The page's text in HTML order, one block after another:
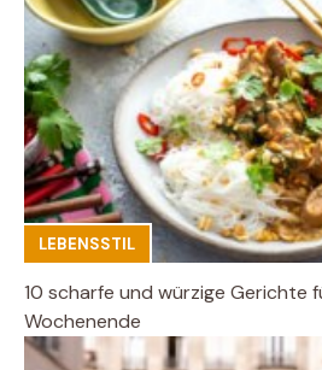
LEBENSSTIL
10 scharfe und würzige Gerichte
Wochenende